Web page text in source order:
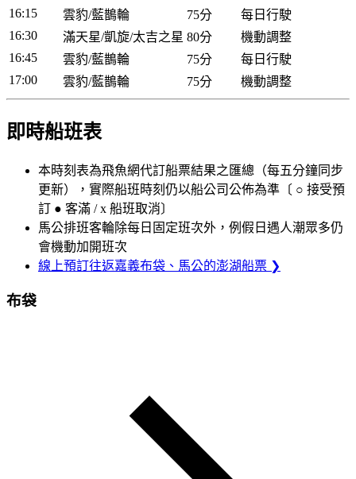
16:15
雲豹/藍鵲輪 75分
每日行駛
16:30
滿天星/凱旋/太吉之星 80分
機動調整
16:45
雲豹/藍鵲輪 75分
每日行駛
17:00
雲豹/藍鵲輪 75分 機動調整
即時船班表
本時刻表為飛魚網代訂船票結果之匯總（每五分鐘同步
更新），實際船班時刻仍以船公司公佈為準〔 ○ 接受預
訂 ● 客滿 / x 船班取消〕
馬公排班客輪除每日固定班次外，例假日遇人潮眾多仍
會機動加開班次
線上預訂往返嘉義布袋、馬公的澎湖船票 ❯
布袋